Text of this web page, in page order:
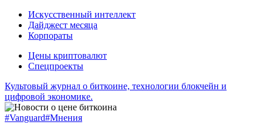
Искусственный интеллект
Дайджест месяца
Корпораты
Цены криптовалют
Спецпроекты
Культовый журнал о биткоине, технологии блокчейн и
цифровой экономике.
#Vanguard#Мнения